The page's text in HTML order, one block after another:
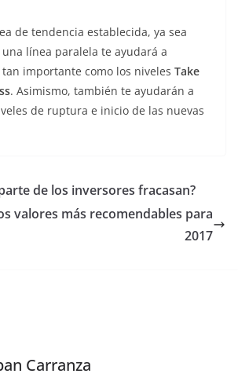
de tendencia establecida, ya sea
línea paralela te ayudará a
importante como los niveles Take
. Asimismo, también te ayudarán a
de ruptura e inicio de las nuevas
de los inversores fracasan?
valores más recomendables para
2017
Carranza